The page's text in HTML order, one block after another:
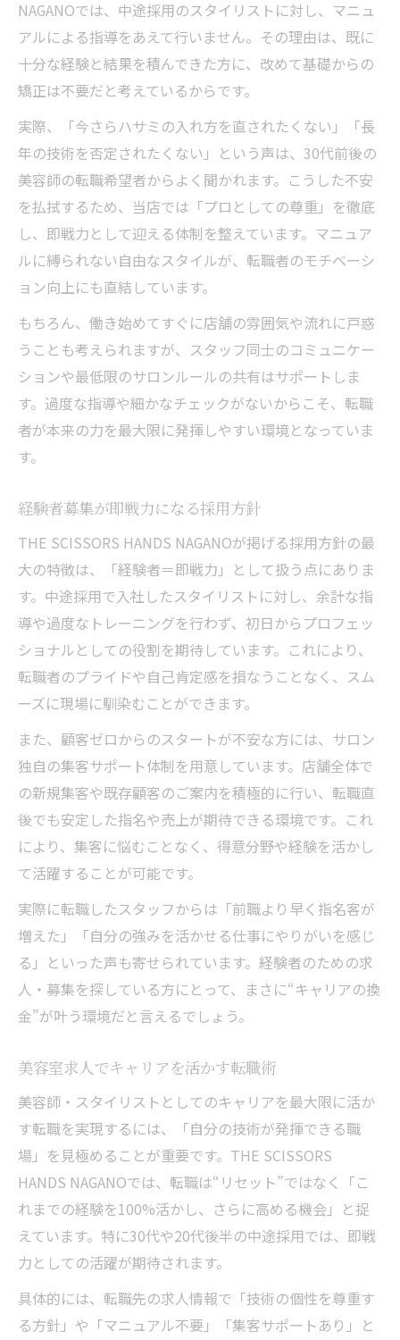
NAGANOでは、中途採用のスタイリストに対し、マニュ
アルによる指導をあえて行いません。その理由は、既に
十分な経験と結果を積んできた方に、改めて基礎からの
矯正は不要だと考えているからです。
実際、「今さらハサミの入れ方を直されたくない」「長
年の技術を否定されたくない」という声は、30代前後の
美容師の転職希望者からよく聞かれます。こうした不安
を払拭するため、当店では「プロとしての尊重」を徹底
し、即戦力として迎える体制を整えています。マニュア
ルに縛られない自由なスタイルが、転職者のモチベーシ
ョン向上にも直結しています。
もちろん、働き始めてすぐに店舗の雰囲気や流れに戸惑
うことも考えられますが、スタッフ同士のコミュニケー
ションや最低限のサロンルールの共有はサポートしま
す。過度な指導や細かなチェックがないからこそ、転職
者が本来の力を最大限に発揮しやすい環境となっていま
す。
経験者募集が即戦力になる採用方針
THE SCISSORS HANDS NAGANOが掲げる採用方針の最
大の特徴は、「経験者＝即戦力」として扱う点にありま
す。中途採用で入社したスタイリストに対し、余計な指
導や過度なトレーニングを行わず、初日からプロフェッ
ショナルとしての役割を期待しています。これにより、
転職者のプライドや自己肯定感を損なうことなく、スム
ーズに現場に馴染むことができます。
また、顧客ゼロからのスタートが不安な方には、サロン
独自の集客サポート体制を用意しています。店舗全体で
の新規集客や既存顧客のご案内を積極的に行い、転職直
後でも安定した指名や売上が期待できる環境です。これ
により、集客に悩むことなく、得意分野や経験を活かし
て活躍することが可能です。
実際に転職したスタッフからは「前職より早く指名客が
増えた」「自分の強みを活かせる仕事にやりがいを感じ
る」といった声も寄せられています。経験者のための求
人・募集を探している方にとって、まさに“キャリアの換
金”が叶う環境だと言えるでしょう。
美容室求人でキャリアを活かす転職術
美容師・スタイリストとしてのキャリアを最大限に活か
す転職を実現するには、「自分の技術が発揮できる職
場」を見極めることが重要です。THE SCISSORS
HANDS NAGANOでは、転職は“リセット”ではなく「こ
れまでの経験を100%活かし、さらに高める機会」と捉
えています。特に30代や20代後半の中途採用では、即戦
力としての活躍が期待されます。
具体的には、転職先の求人情報で「技術の個性を尊重す
る方針」や「マニュアル不要」「集客サポートあり」と